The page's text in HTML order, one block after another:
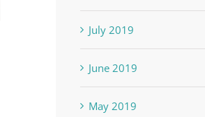
Rafael Fabián en Aguadilla,
August 11th, 2020
July 2019
June 2019
May 2019